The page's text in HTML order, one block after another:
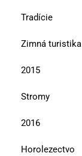
Tradície
Zimná turistika
2015
Stromy
2016
Horolezectvo